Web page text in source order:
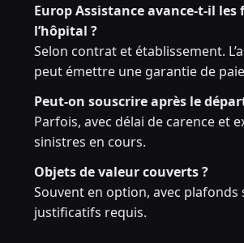
Europ Assistance avance-t-il les
l’hôpital ?
Selon contrat et établissement.
peut émettre une garantie de
Peut-on souscrire après le
Parfois, avec délai de carence et
sinistres en cours.
Objets de valeur couverts ?
Souvent en option, avec plafonds
justificatifs requis.